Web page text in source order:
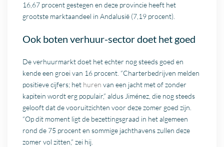
16,67 procent gestegen en deze provincie heeft het
grootste marktaandeel in Andalusië (7,19 procent).
Ook boten verhuur-sector doet het goed
De verhuurmarkt doet het echter nog steeds goed en
kende een groei van 16 procent. “Charterbedrijven melden
positieve cijfers; het huren van een jacht met of zonder
kapitein wordt erg populair,” aldus Jiménez, die nog steeds
gelooft dat de vooruitzichten voor deze zomer goed zijn.
“Op dit moment ligt de bezettingsgraad in het algemeen
rond de 75 procent en sommige jachthavens zullen deze
zomer vol zitten,” zei hij.